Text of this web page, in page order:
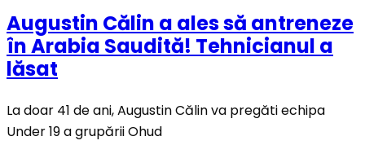
Augustin Călin a ales să antreneze
în Arabia Saudită! Tehnicianul a
lăsat
La doar 41 de ani, Augustin Călin va pregăti echipa
Under 19 a grupării Ohud